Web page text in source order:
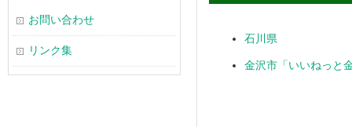
石川県
金沢市「いいねっと
お問い合わせ
リンク集